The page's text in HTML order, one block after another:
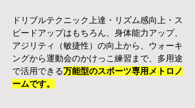
ドリブルテクニック上達・リズム感向上・ス
ピードアップはもちろん、身体能力アップ、
アジリティ（敏捷性）の向上から、ウォーキ
ングから運動会のかけっこ練習まで、多用途
で活用できる万能型のスポーツ専用メトロノ
ームです。